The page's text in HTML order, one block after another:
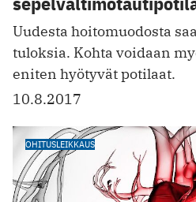
Uudesta hoitomuodosta
tuloksia. Kohta voidaan
eniten hyötyvät potilaat.
10.8.2017
OHITUSLEIKKAUS